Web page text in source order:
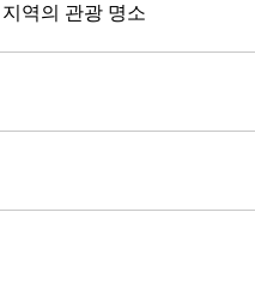
지역의 관광 명소